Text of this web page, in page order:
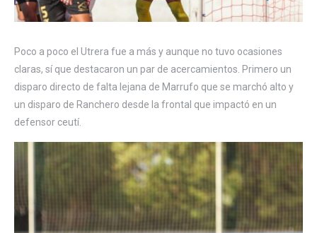
Poco a poco el Utrera fue a más y aunque no tuvo ocasiones
claras, sí que destacaron un par de acercamientos. Primero un
disparo directo de falta lejana de Marrufo que se marchó alto y
un disparo de Ranchero desde la frontal que impactó en un
defensor ceutí.